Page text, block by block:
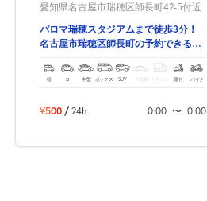
愛知県名古屋市瑞穂区師長町42-5付近
パロマ瑞穂スタジアムまで徒歩3分！
名古屋市瑞穂区師長町の予約できる駐
軽 コ 中型 ボックス SUV 大型車 トラック 原付 バイク
¥500 / 24h 0:00 〜 0:00